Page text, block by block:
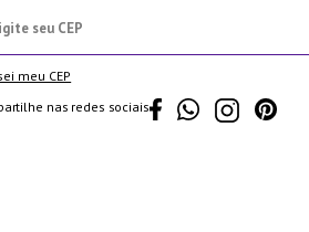
meu CEP
nas redes sociais